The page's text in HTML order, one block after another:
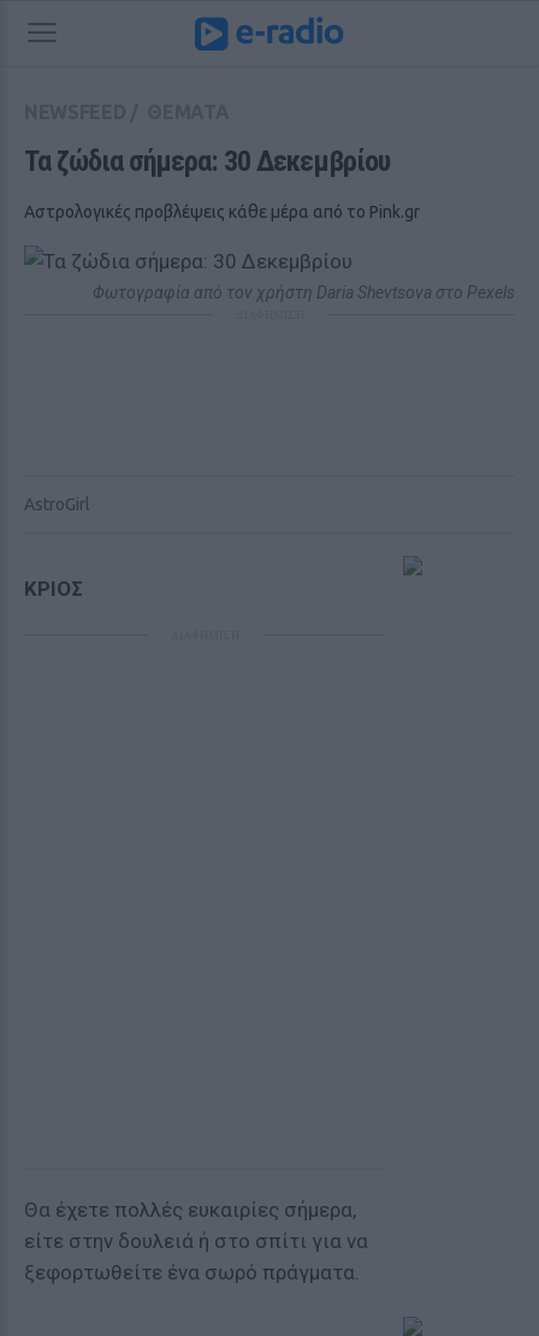
Τα ζώδια σήμερα: 30 Δεκεμβρίου
Αστρολογικές προβλέψεις κάθε μέρα από το Pink.gr
Φωτογραφία από τον χρήστη Daria Shevtsova στο Pexels
AstroGirl
ΚΡΙΟΣ
Θα έχετε πολλές ευκαιρίες σήμερα,
είτε στην δουλειά ή στο σπίτι για να
ξεφορτωθείτε ένα σωρό πράγματα.